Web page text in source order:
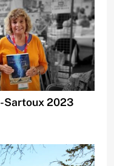
Sartoux 2023